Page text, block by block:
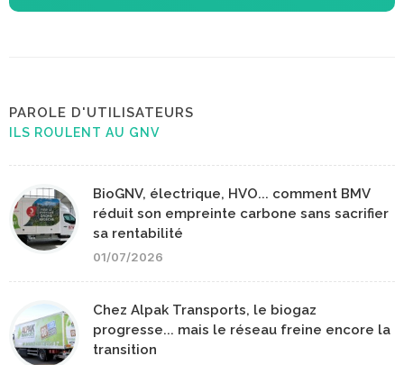
PAROLE D'UTILISATEURS
ILS ROULENT AU GNV
BioGNV, électrique, HVO... comment BMV
réduit son empreinte carbone sans sacrifier
sa rentabilité
01/07/2026
Chez Alpak Transports, le biogaz
progresse... mais le réseau freine encore la
transition